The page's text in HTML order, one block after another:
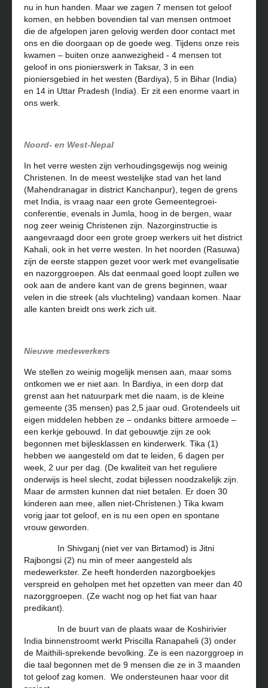
nu in hun handen. Maar we zagen 7 mensen tot geloof
komen, en hebben bovendien tal van mensen ontmoet
die de afgelopen jaren gelovig werden door contact met
ons en die doorgaan op de goede weg. Tijdens onze reis
kwamen – buiten onze aanwezigheid - 4 mensen tot
geloof in ons pionierswerk in Taksar, 3 in een
pioniersgebied in het westen (Bardiya), 5 in Bihar (India)
en 14 in Uttar Pradesh (India). Er zit een enorme vaart in
ons werk.
Noord- en West-Nepal
In het verre westen zijn verhoudingsgewijs nog weinig
Christenen. In de meest westelijke stad van het land
(Mahendranagar in district Kanchanpur), tegen de grens
met India, is vraag naar een grote Gemeentegroei-
conferentie, evenals in Jumla, hoog in de bergen, waar
nog zeer weinig Christenen zijn. Nazorginstructie is
aangevraagd door een grote groep werkers uit het district
Kahali, ook in het verre westen. In het noorden (Rasuwa)
zijn de eerste stappen gezet voor werk met evangelisatie
en nazorggroepen. Als dat eenmaal goed loopt zullen we
ook aan de andere kant van de grens beginnen, waar
velen in die streek (als vluchteling) vandaan komen. Naar
alle kanten breidt ons werk zich uit.
Nieuwe medewerkers
We stellen zo weinig mogelijk mensen aan, maar soms
ontkomen we er niet aan. In Bardiya, in een dorp dat
grenst aan het natuurpark met die naam, is de kleine
gemeente (35 mensen) pas 2,5 jaar oud. Grotendeels uit
eigen middelen hebben ze – ondanks bittere armoede –
een kerkje gebouwd. In dat gebouwtje zijn ze ook
begonnen met bijlesklassen en kinderwerk. Tika (1)
hebben we aangesteld om dat te leiden, 6 dagen per
week, 2 uur per dag. (De kwaliteit van het reguliere
onderwijs is heel slecht, zodat bijlessen noodzakelijk zijn.
Maar de armsten kunnen dat niet betalen. Er doen 30
kinderen aan mee, allen niet-Christenen.) Tika kwam
vorig jaar tot geloof, en is nu een open en spontane
vrouw geworden.
In Shivganj (niet ver van Birtamod) is Jitni
Rajbongsi (2) nu min of meer aangesteld als
medewerkster. Ze heeft honderden nazorgboekjes
verspreid en geholpen met het opzetten van meer dan 40
nazorggroepen. (Ze wacht nog op het fiat van haar
predikant).
In de buurt van de plaats waar de Koshirivier
India binnenstroomt werkt Priscilla Ranapaheli (3) onder
de Maithili-sprekende bevolking. Ze is een nazorggroep in
die taal begonnen met de 9 mensen die ze in 3 maanden
tot geloof zag komen. We ondersteunen haar voor dit